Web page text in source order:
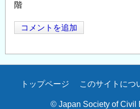
階
コメントを追加
Secondary
トップページ このサイトにつ
© Japan Society of Civil